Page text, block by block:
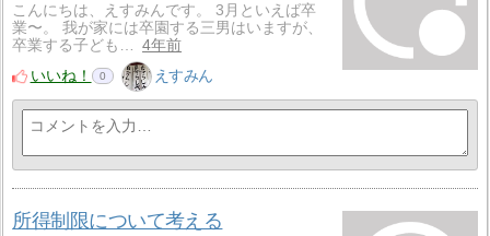
こんにちは、えすみんです。 3月といえば卒
業〜。 我が家には卒園する三男はいますが、
卒業する子ども…
4年前
いいね！
0 えすみん
所得制限について考える